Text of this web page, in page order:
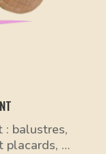
: balustres,
placards, …